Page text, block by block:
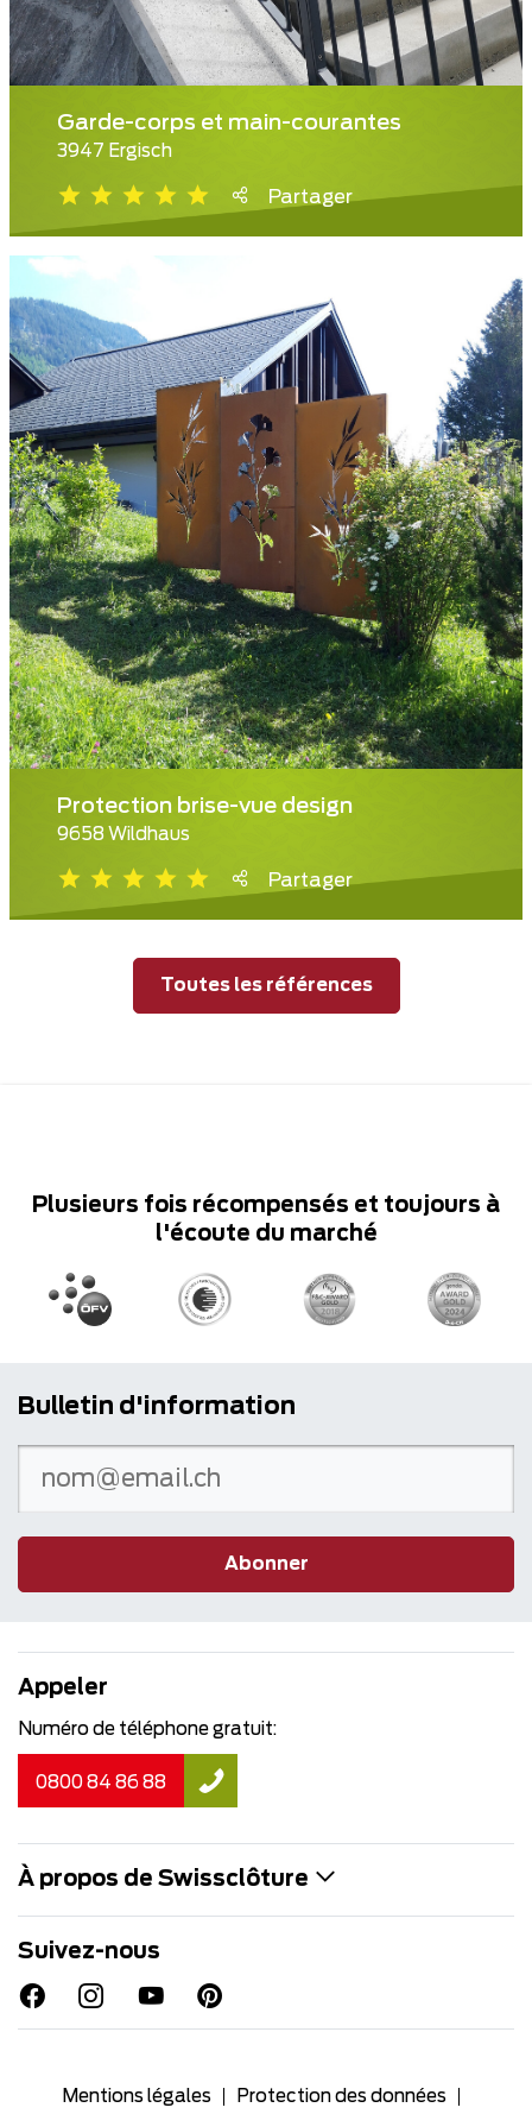
Garde-corps et main-courantes
3947 Ergisch
Partager
Protection brise-vue design
9658 Wildhaus
Partager
Toutes les références
Plusieurs fois récompensés et toujours à
l'écoute du marché
Bulletin d'information
Abonner
Appeler
Numéro de téléphone gratuit:
0800 84 86 88
À propos de Swissclôture
Suivez-nous
Mentions légales Protection des données